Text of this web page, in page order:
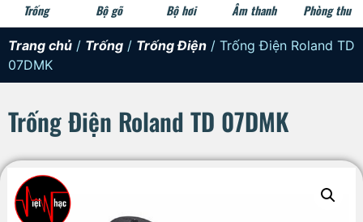
Trống Bộ gõ Bộ hơi Âm thanh Phòng thu
Trang chủ / Trống / Trống Điện / Trống Điện Roland TD
07DMK
Trống Điện Roland TD 07DMK